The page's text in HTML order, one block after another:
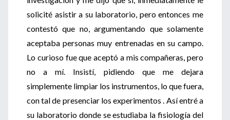
solicité asistir a su laboratorio, pero entonces me
contestó que no, argumentando que solamente
aceptaba personas muy entrenadas en su campo.
Lo curioso fue que aceptó a mis compañeras, pero
no a mí. Insistí, pidiendo que me dejara
simplemente limpiar los instrumentos, lo que fuera,
con tal de presenciar los experimentos . Así entré a
su laboratorio donde se estudiaba la fisiología del